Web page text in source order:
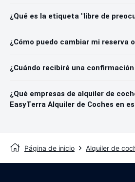
¿Qué es la etiqueta "libre de
¿Cómo puedo cambiar mi reserva
¿Cuándo recibiré una
¿Qué empresas de alquiler de
EasyTerra Alquiler de Coches en
Página de inicio Alquiler de